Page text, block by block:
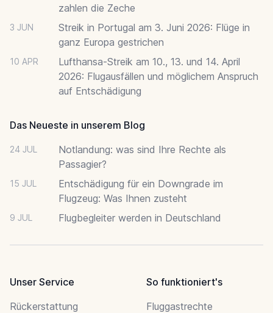
zahlen die Zeche
3 JUN
Streik in Portugal am 3. Juni 2026: Flüge in
ganz Europa gestrichen
10 APR
Lufthansa-Streik am 10., 13. und 14. April
2026: Flugausfällen und möglichem Anspruch
auf Entschädigung
Das Neueste in unserem Blog
24 JUL
Notlandung: was sind Ihre Rechte als
Passagier?
15 JUL
Entschädigung für ein Downgrade im
Flugzeug: Was Ihnen zusteht
9 JUL Flugbegleiter werden in Deutschland
Unser Service
Rückerstattung
So funktioniert's
Fluggastrechte